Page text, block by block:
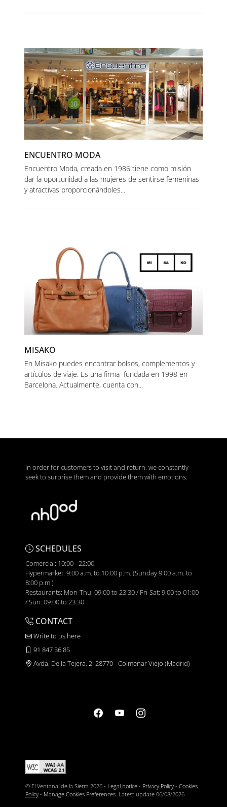
ENCUENTRO MODA
Encuentro Moda, creada en 1986 tiene como misión
dar la oportunidad a las mujeres de sentirse femeninas
y atractivas proporcionándoles...
MISAKO
En Misako puedes encontrar bolsos, complementos y
artículos de viaje. Es una firma fundada en 1998 en
Barcelona. Actualmente, cuenta con...
In order for customers to visit and return, we constantly
seek to surprise them and provide them with emotions.
SCHEDULES
Comercial: 10:00 - 22:00
Hypermarket: 9:00 a.m. to 10:00 p.m. (Sunday 9:00 a.m. to
8:00 p.m.)
Restaurants: Mon-Thu: 09:00 to 23:30 / Fri-Sat: 9:00 to 01:00
/ Sun: 09:00 to 23:30
CONTACT
Write to us here
91 847 36 85
Avda. De la Tejera, 2. 28770 - Colmenar Viejo (Madrid)
© El Ventanal de la Sierra 2026 - Legal notice - Privacy Policy - Cookies
Policy - Manage Cookies Preferences. Latest update 06/08/2026